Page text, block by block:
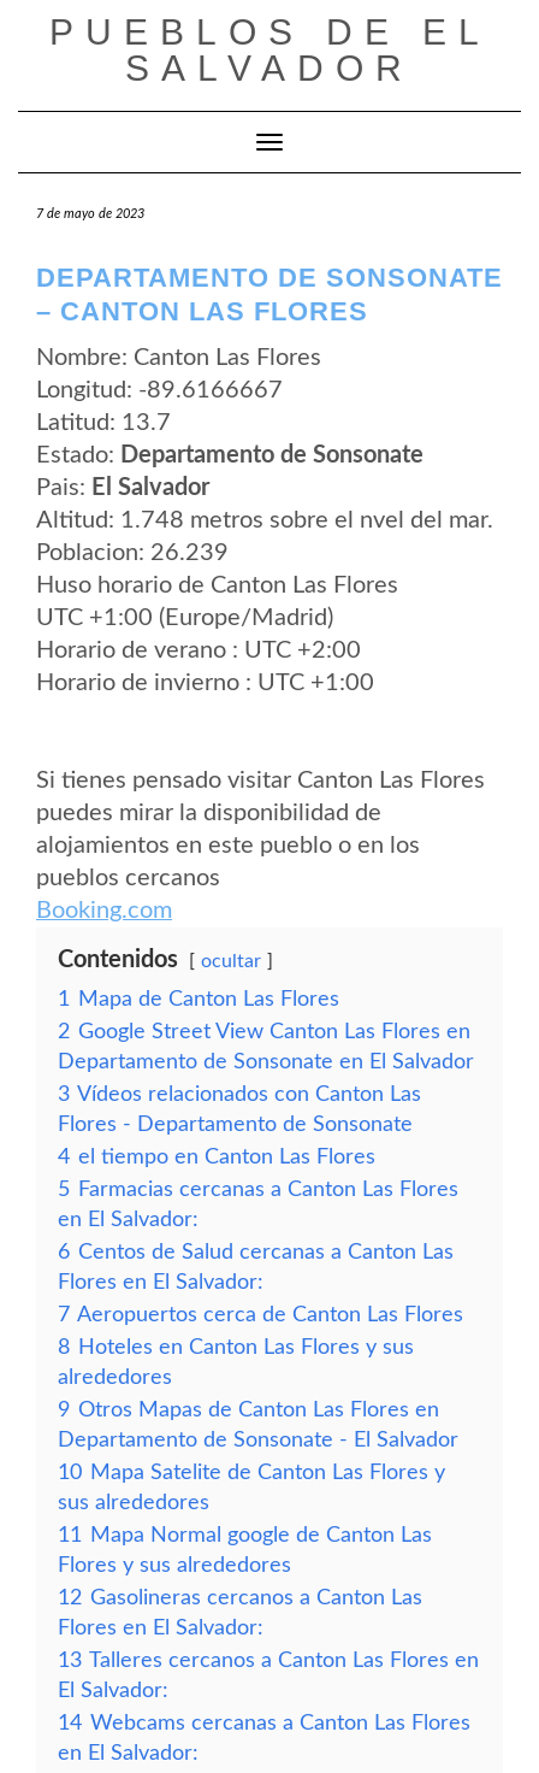
PUEBLOS DE EL
SALVADOR
Cambiar modo de navegación
7 de mayo de 2023
DEPARTAMENTO DE SONSONATE
– CANTON LAS FLORES
Nombre: Canton Las Flores
Longitud: -89.6166667
Latitud: 13.7
Estado: Departamento de Sonsonate
Pais: El Salvador
Altitud: 1.748 metros sobre el nvel del mar.
Poblacion: 26.239
Huso horario de Canton Las Flores
UTC +1:00 (Europe/Madrid)
Horario de verano : UTC +2:00
Horario de invierno : UTC +1:00
Si tienes pensado visitar Canton Las Flores
puedes mirar la disponibilidad de
alojamientos en este pueblo o en los
pueblos cercanos
Booking.com
Contenidos ocultar
1
Mapa de Canton Las Flores
2 Google Street View Canton Las Flores en
Departamento de Sonsonate en El Salvador
3 Vídeos relacionados con Canton Las
Flores - Departamento de Sonsonate
4 el tiempo en Canton Las Flores
5 Farmacias cercanas a Canton Las Flores
en El Salvador:
6 Centos de Salud cercanas a Canton Las
Flores en El Salvador:
7 Aeropuertos cerca de Canton Las Flores
8 Hoteles en Canton Las Flores y sus
alrededores
9 Otros Mapas de Canton Las Flores en
Departamento de Sonsonate - El Salvador
10 Mapa Satelite de Canton Las Flores y
sus alrededores
11
Mapa Normal google de Canton Las
Flores y sus alrededores
12 Gasolineras cercanos a Canton Las
Flores en El Salvador:
13 Talleres cercanos a Canton Las Flores en
El Salvador:
14 Webcams cercanas a Canton Las Flores
en El Salvador: